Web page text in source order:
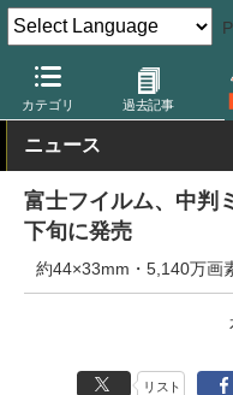
カテゴリ 過去記事
デジカメ Watch カメラ
ニュース
富士フイルム、中判
下旬に発売
約44×33mm・5,140万画
リスト